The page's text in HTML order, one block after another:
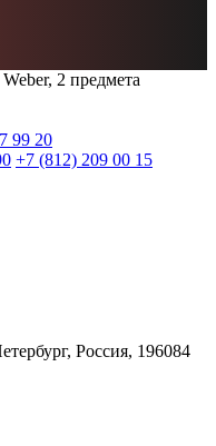
2 предмета
99 20
+7 (812) 209 00 15
Россия, 196084